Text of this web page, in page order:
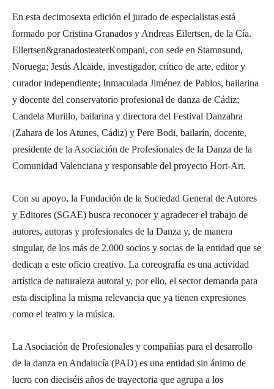
En esta decimosexta edición el jurado de especialistas está
formado por Cristina Granados y Andreas Eilertsen, de la Cía.
Eilertsen&granadosteaterKompani, con sede en Stamnsund,
Noruega; Jesús Alcaide, investigador, crítico de arte, editor y
curador independiente; Inmaculada Jiménez de Pablos, bailarina
y docente del conservatorio profesional de danza de Cádiz;
Candela Murillo, bailarina y directora del Festival Danzahra
(Zahara de los Atunes, Cádiz) y Pere Bodi, bailarín, docente,
presidente de la Asociación de Profesionales de la Danza de la
Comunidad Valenciana y responsable del proyecto Hort-Art.
Con su apoyo, la Fundación de la Sociedad General de Autores
y Editores (SGAE) busca reconocer y agradecer el trabajo de
autores, autoras y profesionales de la Danza y, de manera
singular, de los más de 2.000 socios y socias de la entidad que se
dedican a este oficio creativo. La coreografía es una actividad
artística de naturaleza autoral y, por ello, el sector demanda para
esta disciplina la misma relevancia que ya tienen expresiones
como el teatro y la música.
La Asociación de Profesionales y compañías para el desarrollo
de la danza en Andalucía (PAD) es una entidad sin ánimo de
lucro con dieciséis años de trayectoria que agrupa a los